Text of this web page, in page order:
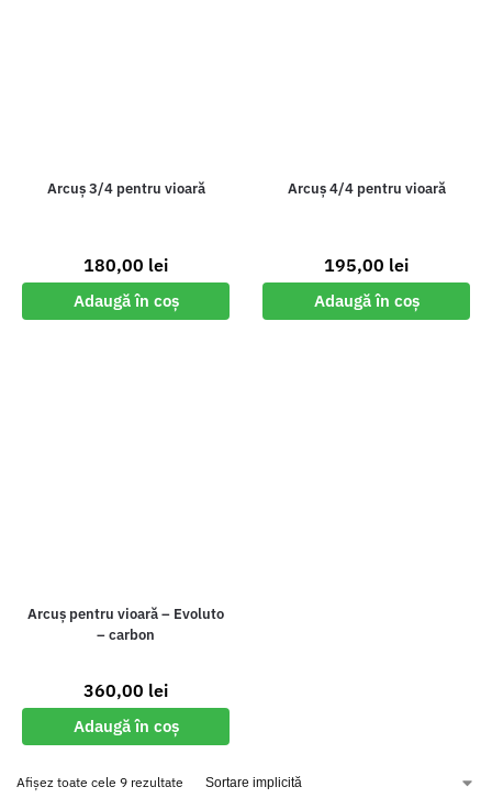
Arcuș 3/4 pentru vioară
180,00 lei
Adaugă în coș
Arcuș 4/4 pentru vioară
195,00 lei
Adaugă în coș
Arcuș pentru vioară – Evoluto
– carbon
360,00 lei
Adaugă în coș
Afișez toate cele 9 rezultate